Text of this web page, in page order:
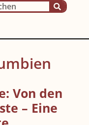
Von den
– Eine